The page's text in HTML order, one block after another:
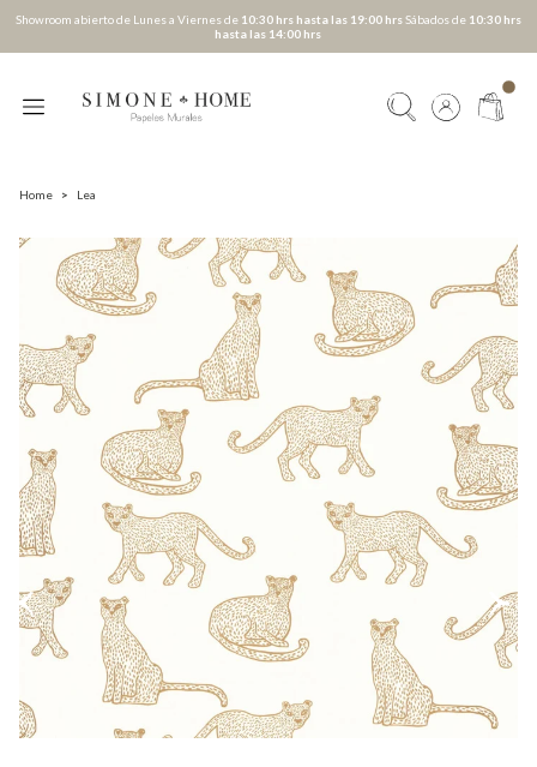
Showroom abierto de Lunes a Viernes de 10:30 hrs hasta las 19:00 hrsSábados de 10:30 hrs
hasta las 14:00 hrs
Home > Lea